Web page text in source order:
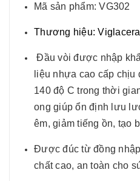
Mã sản phẩm: VG302
Thương hiệu: Viglacera
Đầu vòi được nhập
liệu nhựa cao cấp
140 độ C trong thời
ong giúp ổn định lưu
êm, giảm tiếng ồn, tạo
Được đúc từ đồng
chất cao, an toàn cho